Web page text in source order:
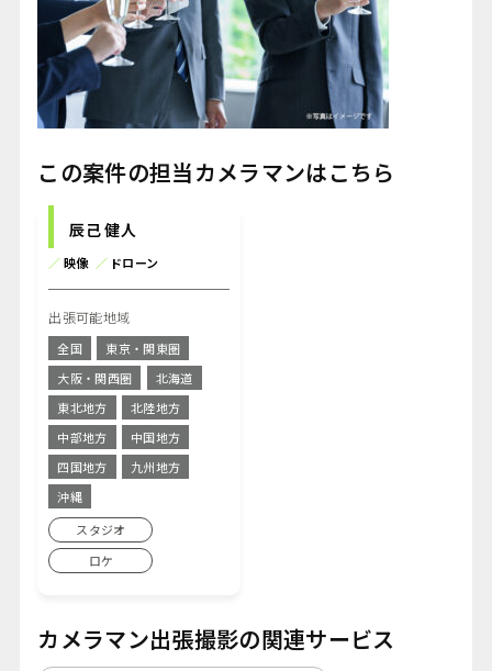
この案件の担当カメラマンはこちら
辰己 健人
／映像 ／ ドローン
出張可能地域
全国
東京・関東圏
大阪・関西圏
北海道
東北地方
北陸地方
中部地方
中国地方
四国地方
九州地方
沖縄
スタジオ
ロケ
カメラマン出張撮影の関連サービス